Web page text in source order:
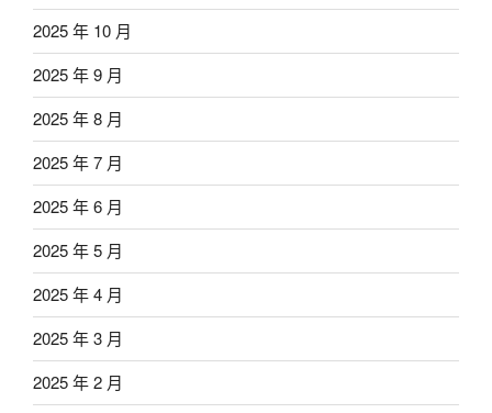
2025 年 10 月
2025 年 9 月
2025 年 8 月
2025 年 7 月
2025 年 6 月
2025 年 5 月
2025 年 4 月
2025 年 3 月
2025 年 2 月